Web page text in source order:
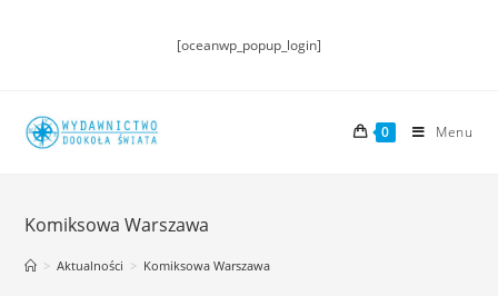
[oceanwp_popup_login]
0 Menu
Komiksowa Warszawa
> Aktualności > Komiksowa Warszawa